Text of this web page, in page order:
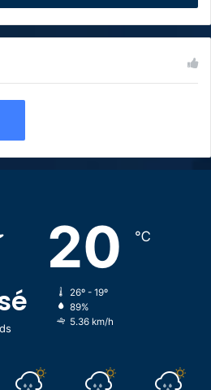
20 ℃
26º - 19º
89%
5.36 km/h